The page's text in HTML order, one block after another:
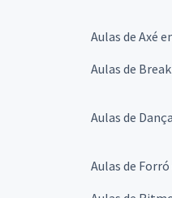
Aulas de Axé
Aulas de
Aulas de
Aulas de